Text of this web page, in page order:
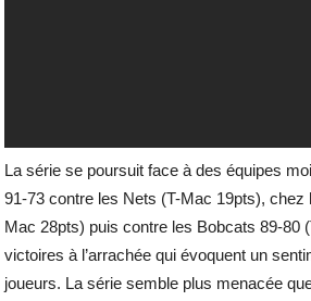
La série se poursuit face à des équipes
91-73 contre les Nets (T-Mac 19pts), chez
Mac 28pts) puis contre les Bobcats 89-80
victoires à l’arrachée qui évoquent un
joueurs. La série semble plus menacée